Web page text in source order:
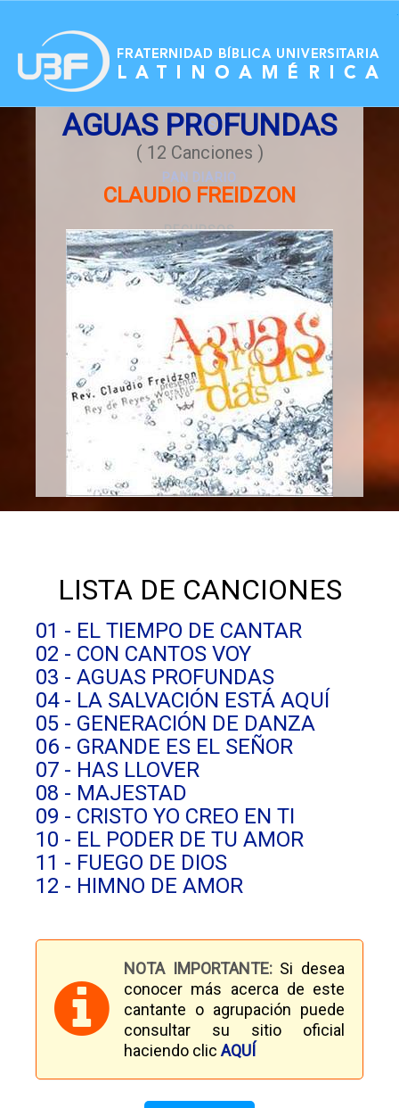
ACCESO
PAN DIARIO
RECURSOS
AGUAS PROFUNDAS
( 12 Canciones )
CLAUDIO FREIDZON
LISTA DE CANCIONES
01 - EL TIEMPO DE CANTAR
02 - CON CANTOS VOY
03 - AGUAS PROFUNDAS
04 - LA SALVACIÓN ESTÁ AQUÍ
05 - GENERACIÓN DE DANZA
06 - GRANDE ES EL SEÑOR
07 - HAS LLOVER
08 - MAJESTAD
09 - CRISTO YO CREO EN TI
10 - EL PODER DE TU AMOR
11 - FUEGO DE DIOS
12 - HIMNO DE AMOR
NOTA IMPORTANTE: Si desea
conocer más acerca de este
cantante o agrupación puede
consultar su sitio oficial
haciendo clic AQUÍ